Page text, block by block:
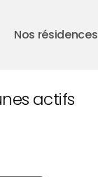
Nos résidences
actifs